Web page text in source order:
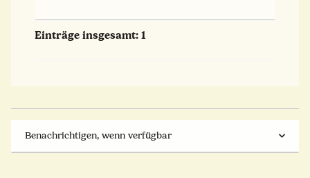
Einträge insgesamt: 1
Benachrichtigen, wenn verfügbar